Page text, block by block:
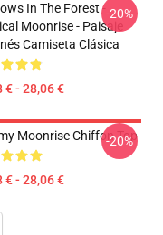
In The Forest -
Moonrise - Paisaje
Camiseta Clásica
€ - 28,06 €
-20%
Moonrise Chiffon Top
€ - 28,06 €
-20%